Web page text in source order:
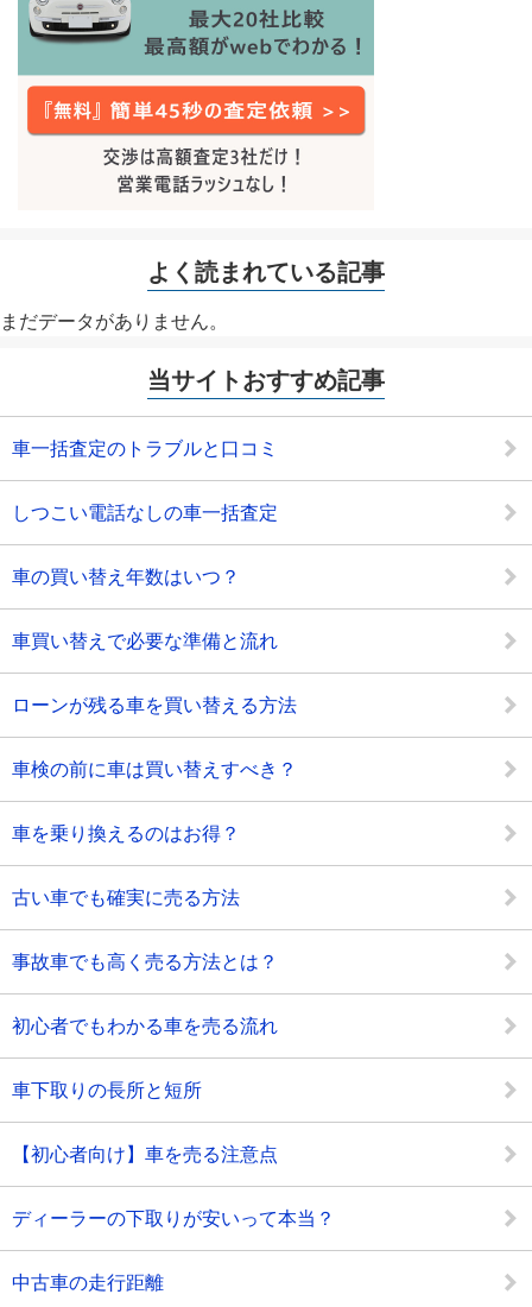
よく読まれている記事
まだデータがありません。
当サイトおすすめ記事
車一括査定のトラブルと口コミ
しつこい電話なしの車一括査定
車の買い替え年数はいつ？
車買い替えで必要な準備と流れ
ローンが残る車を買い替える方法
車検の前に車は買い替えすべき？
車を乗り換えるのはお得？
古い車でも確実に売る方法
事故車でも高く売る方法とは？
初心者でもわかる車を売る流れ
車下取りの長所と短所
【初心者向け】車を売る注意点
ディーラーの下取りが安いって本当？
中古車の走行距離